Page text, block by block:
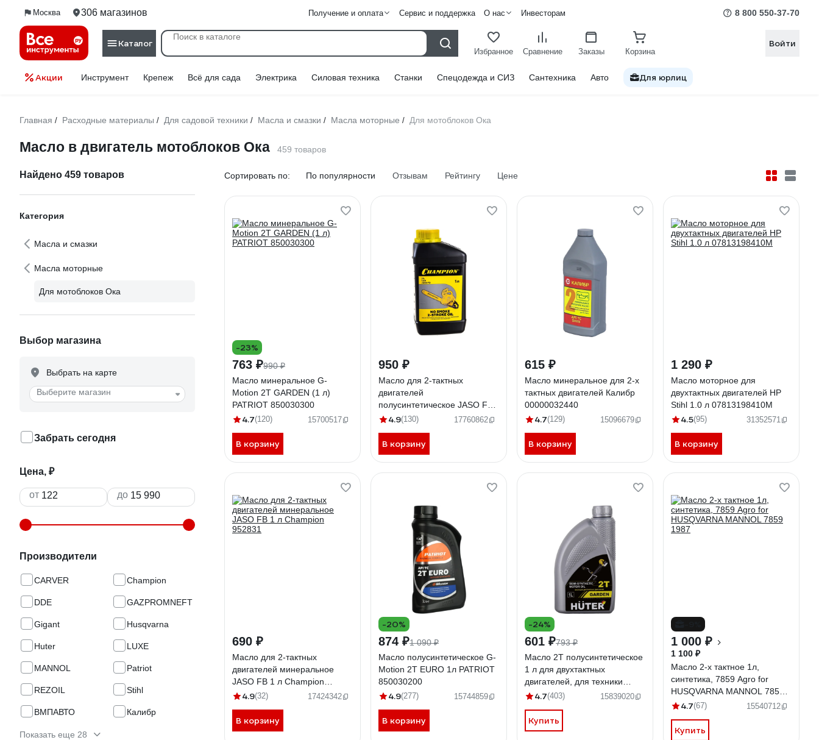
Москва 306 магазинов Получение и оплата Сервис и поддержка О нас Инвесторам 8 800 550-37-70
Каталог
Избранное Сравнение Заказы Корзина
Войти
Акции Инструмент Крепеж Всё для сада Электрика Силовая техника Станки Спецодежда и СИЗ Сантехника Авто Для юрлиц
Главная / Расходные материалы / Для садовой техники / Масла и смазки / Масла моторные / Для мотоблоков Ока
Масло в двигатель мотоблоков Ока 459 товаров
Найдено 459 товаров
Категория
Масла и смазки
Масла моторные
Для мотоблоков Ока
Выбор магазина
Выбрать на карте
Выберите магазин
Забрать сегодня
Цена, ₽
от до
Производители
CARVER Champion
DDE GAZPROMNEFT
Gigant Husqvarna
Huter LUXE
MANNOL Patriot
REZOIL Stihl
ВМПАВТО Калибр
Показать еще 28
Сортировать по: По популярности Отзывам Рейтингу Цене
-23%
763 ₽990 ₽
Масло минеральное G-
Motion 2Т GARDEN (1 л)
PATRIOT 850030300
4.7(120) 15700517
В корзину
950 ₽
Масло для 2-тактных
двигателей
полусинтетическое JASO FD
1 л Champion 952830
4.9(130) 17760862
В корзину
615 ₽
Масло минеральное для 2-х
тактных двигателей Калибр
00000032440
4.7(129) 15096679
В корзину
1 290 ₽
Масло моторное для
двухтактных двигателей НР
Stihl 1.0 л 07813198410M
4.5(95) 31352571
В корзину
690 ₽
Масло для 2-тактных
двигателей минеральное
JASO FB 1 л Champion
952831
4.9(32) 17424342
В корзину
-20%
874 ₽1 090 ₽
Масло полусинтетическое G-
Motion 2Т EURO 1л PATRIOT
850030200
4.9(277) 15744859
В корзину
-24%
601 ₽793 ₽
Масло 2Т полусинтетическое
1 л для двухтактных
двигателей, для техники
Huter 73/8/3/2
4.7(403) 15839020
Купить
1 000 ₽
1 100 ₽
Mасло 2-х тактное 1л,
синтетика, 7859 Agro for
HUSQVARNA MANNOL 7859
1987
4.7(67) 15540712
Купить